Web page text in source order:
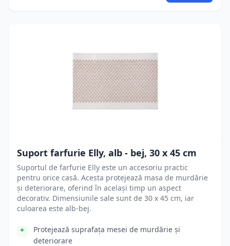
Suport farfurie Elly, alb - bej, 30 x 45 cm
Suportul de farfurie Elly este un accesoriu practic
pentru orice casă. Acesta protejează masa de murdărie
și deteriorare, oferind în același timp un aspect
decorativ. Dimensiunile sale sunt de 30 x 45 cm, iar
culoarea este alb-bej.
Protejează suprafața mesei de murdărie și
deteriorare